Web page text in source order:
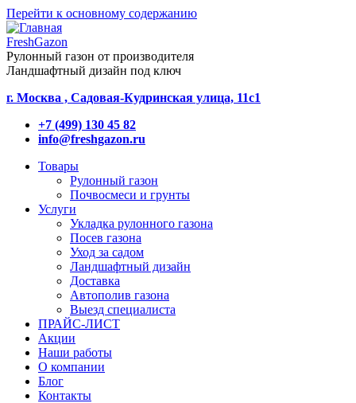
Перейти к основному содержанию
FreshGazon
Рулонный газон от производителя
Ландшафтный дизайн под ключ
г. Москва , Садовая-Кудринская улица, 11с1
+7 (499) 130 45 82
info@freshgazon.ru
Товары
Рулонный газон
Почвосмеси и грунты
Услуги
Укладка рулонного газона
Посев газона
Уход за садом
Ландшафтный дизайн
Доставка
Автополив газона
Выезд специалиста
ПРАЙС-ЛИСТ
Акции
Наши работы
О компании
Блог
Контакты